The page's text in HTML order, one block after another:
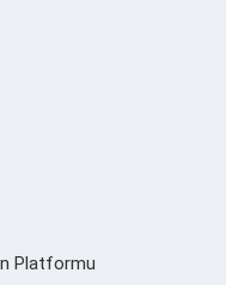
Platformu